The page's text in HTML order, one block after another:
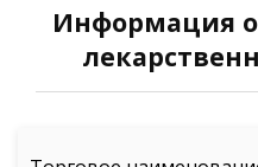
Информация